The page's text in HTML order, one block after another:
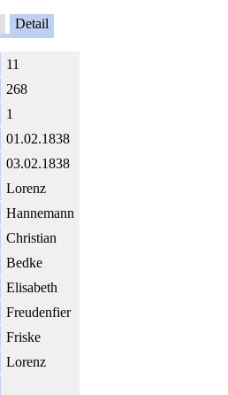
Detail
11
268
1
01.02.1838
03.02.1838
Lorenz
Hannemann
Christian
Bedke
Elisabeth
Freudenfier
Friske
Lorenz